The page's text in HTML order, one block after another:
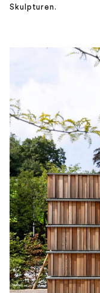
Skulpturen.